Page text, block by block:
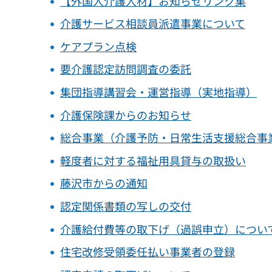
介護サービス相談員派遣事業について
ケアプラン点検
要介護認定訪問調査の委託
集団指導講習会・運営指導（実地指導）
介護保険課からのお知らせ
総合事業（介護予防・日常生活支援総合事
軽度者に対する福祉用具貸与の取扱い
藤沢市からの通知
認定関係書類の写しの交付
介護給付費等の取下げ（過誤申立）につい
住宅改修受領委任払い事業者の登録